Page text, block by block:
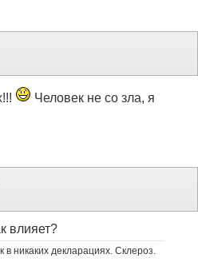
Человек не со зла, я
влияет?
никаких декларациях. Склероз.